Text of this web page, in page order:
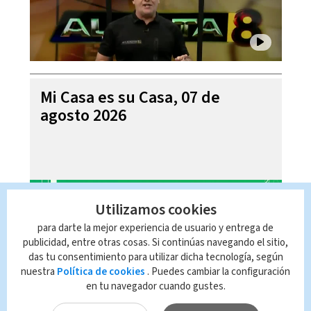
Mi Casa es su Casa, 07 de
agosto 2026
Utilizamos cookies
para darte la mejor experiencia de usuario y entrega de
publicidad, entre otras cosas. Si continúas navegando el sitio,
das tu consentimiento para utilizar dicha tecnología, según
nuestra Política de cookies . Puedes cambiar la configuración
en tu navegador cuando gustes.